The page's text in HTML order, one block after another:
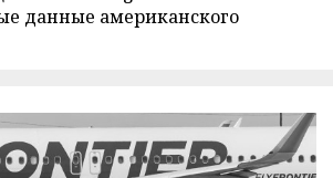
данные американского